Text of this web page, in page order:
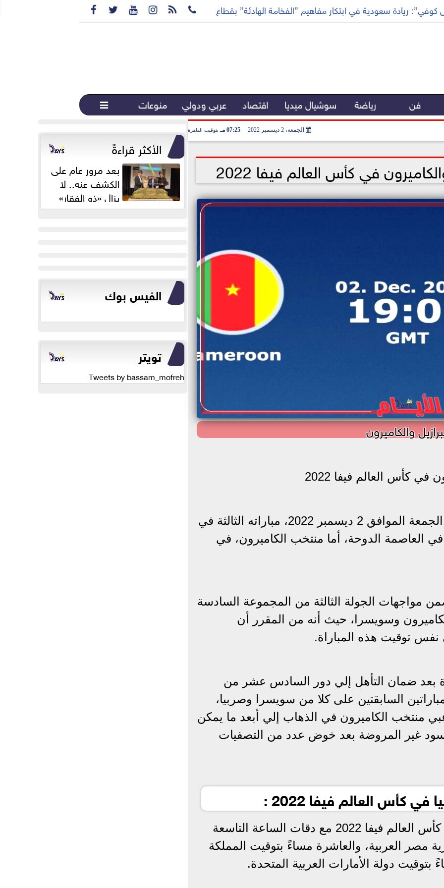
     
كوفي”: ريادة سعودية في ابتكار مفاهيم ”الفخامة الهادئة” بقطاع القهوة المختصة...
فن رياضة سوشيال ميديا اقتصاد عربي ودولي منوعات 
الجمعة، 2 ديسمبر 2022 07:25 مـ بتوقيت القاهرة
في كأس العالم فيفا 2022
والكاميرون
كأس العالم فيفا 2022
مباراته الثالثة في
في العاصمة الدوحة، أما منتخب الكاميرون، في
مواجهات الجولة الثالثة من المجموعة السادسة
وسويسرا، حيث أنه من المقرر أن
توقيت هذه المباراة.
بعد ضمان التأهل إلي دور السادس عشر من
في المباراتين السابقتين على كلا من سويسرا وصربيا،
منتخب الكاميرون في الذهاب إلي أبعد ما يمكن
غير المروضة بعد خوض عدد من التصفيات
كأس العالم فيفا 2022 :
تبدأ مباراة الكاميرون وسويسرا في كأس العالم فيفا 2022 مع دقات الساعة التاسعة
العربية، والعاشرة مساءً بتوقيت المملكة
بتوقيت دولة الأمارات العربية المتحدة.
الأكثر قراءةً
بعد مرور عام على
الكشف عنه.. لا
يزال «ذو الفقار»
محور اهتمام...
الفيس بوك
تويتر
Tweets by bassam_mofreh